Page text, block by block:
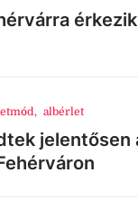
, albérlet
jelentősen